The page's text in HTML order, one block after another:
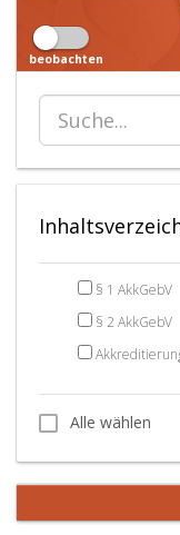
beobachten
§ 1 AkkGebV
§ 2 AkkGebV
Alle wählen
Alle wählen